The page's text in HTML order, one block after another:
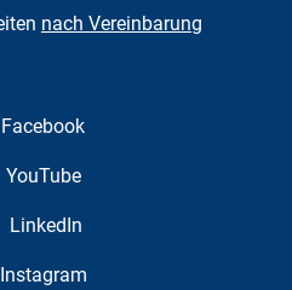
nach Vereinbarung
Facebook
YouTube
LinkedIn
Instagram